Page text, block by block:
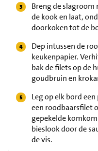
Breng de
de kook en laat,
doorkoken tot de
Dep intussen de
keukenpapier.
bak de filets op de
goudbruin en
Leg op elk bord
een roodbaarsfilet
gepekelde
bieslook door de
de vis.